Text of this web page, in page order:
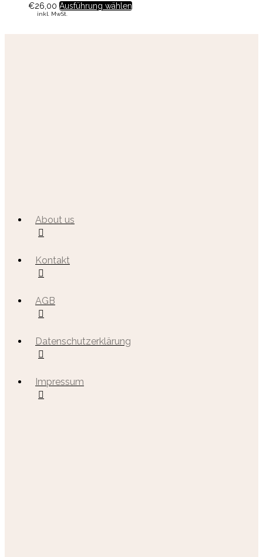
€26,00 Ausführung wählen
inkl. MwSt.
About us
Kontakt
AGB
Datenschutzerklärung
Impressum